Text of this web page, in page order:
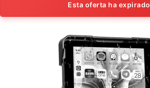
Esta oferta ha expirado